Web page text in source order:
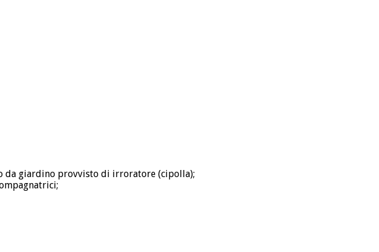
da giardino provvisto di irroratore (cipolla);